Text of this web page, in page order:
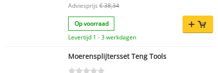
of beschadigde bevestigingen veilig kunnen
worden losgemaakt. De set is vervaardigd uit
sterk 42CrMo medium-koolstoflegeringsstaal en
wordt geleverd in een stevige koffer voor
overzichtelijke opslag en gemakkelijk transport.
verwijderen van gebroken tapeinden, bouten,
inbusbouten en fittingen Spiraalprofiel voor extra
Adviesprijs € 38,34
Op voorraad
Levertijd 1 - 3 werkdagen
Moerensplijtersset Teng Tools